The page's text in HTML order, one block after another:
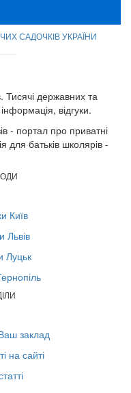
САДОЧКІВ УКРАЇНИ
Тисячі державних та
відгуки.
- портал про приватні
для батьків школярів -
Київ
Львів
Луцьк
заклад
на сайті